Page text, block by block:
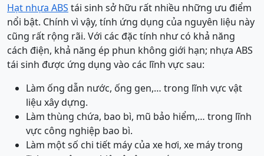
Hạt nhựa ABS tái sinh sở hữu rất nhiều những ưu điểm
nổi bật. Chính vì vậy, tính ứng dụng của nguyên liệu này
cũng rất rộng rãi. Với các đặc tính như có khả năng
cách điện, khả năng ép phun không giới hạn; nhựa ABS
tái sinh được ứng dụng vào các lĩnh vực sau:
Làm ống dẫn nước, ống gen,… trong lĩnh vực vật
liệu xây dựng.
Làm thùng chứa, bao bì, mũ bảo hiểm,… trong lĩnh
vực công nghiệp bao bì.
Làm một số chi tiết máy của xe hơi, xe máy trong